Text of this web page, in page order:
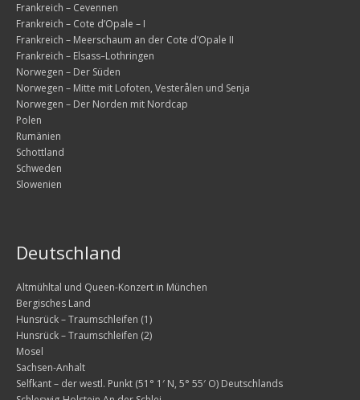
Donnerstag, 20.08. – Oslo
Freitag, 21.08. – einschiffen
Samstag, 22.08. – die letzten Kilometer zurück nach
Zu guter Letzt
2010
Baltikum
Kajakfahren im Spreewald
mit Motorrädern im Schlepp durch Schottland
Ein Wort zuvor
Die erste Woche – Südwesten und Westen
Frankreich – Cevennen
Frankreich – Cote d’Opale – I
Frankreich – Meerschaum an der Cote d’Opale II
Frankreich – Elsass–Lothringen
Norwegen – Der Süden
Norwegen – Mitte mit Lofoten, Vesterålen und Senja
Norwegen – Der Norden mit Nordcap
Polen
Rumänien
Schottland
Schweden
Slowenien
Deutschland
Altmühltal und Queen-Konzert in München
Bergisches Land
Hunsrück – Traumschleifen (1)
Hunsrück – Traumschleifen (2)
Mosel
Sachsen-Anhalt
Selfkant – der westl. Punkt (51° 1′ N, 5° 55′ O) Deutschlands